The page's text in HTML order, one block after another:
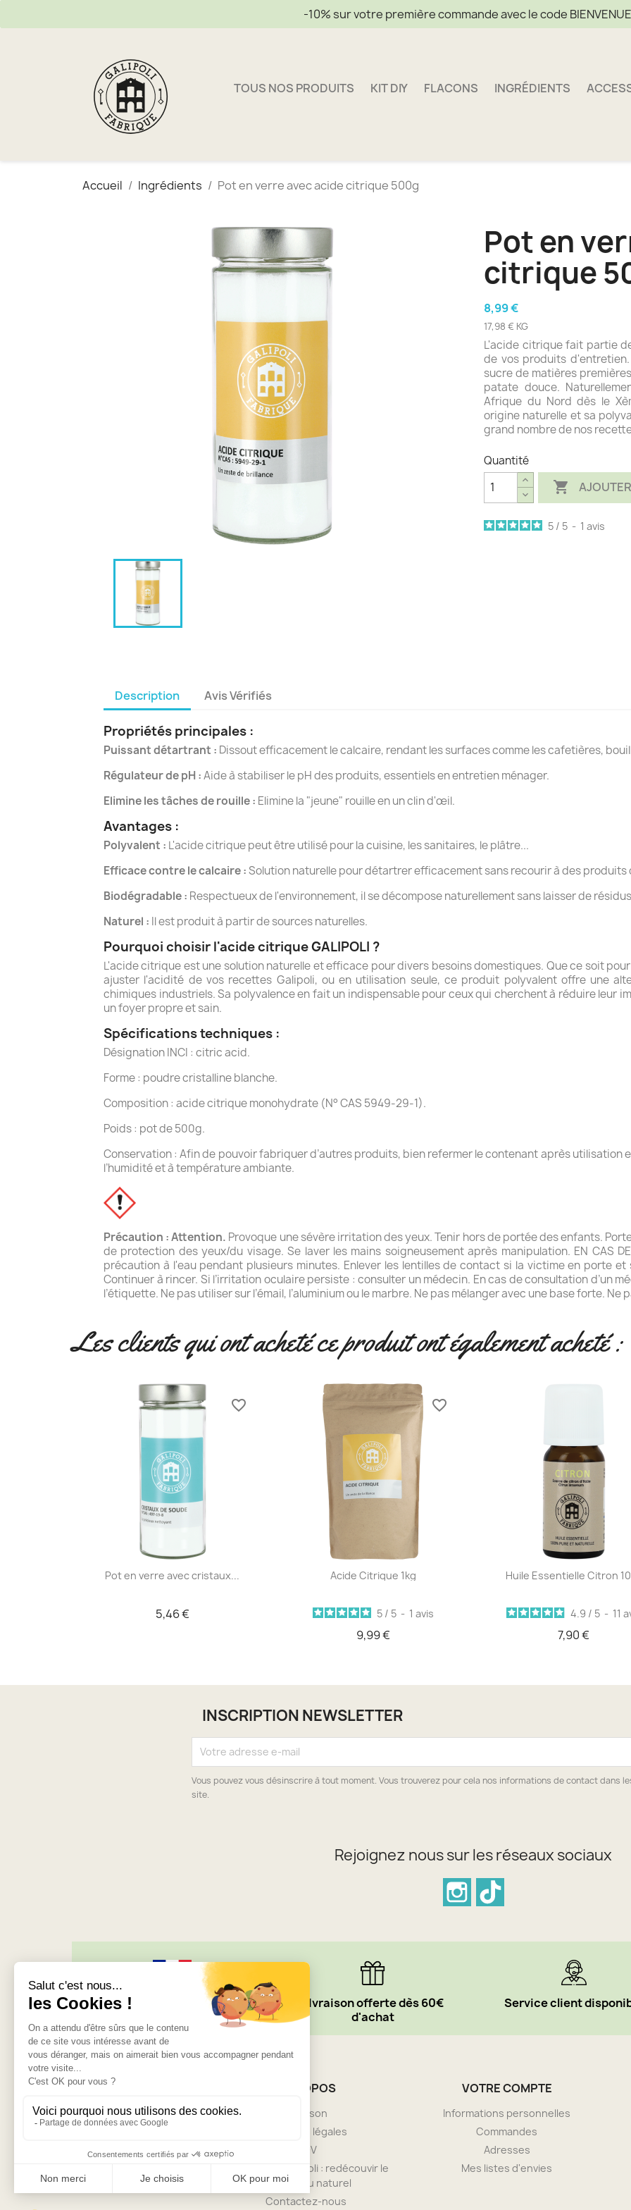
-10% sur votre première commande avec le code
TOUS NOS PRODUITS KIT DIY FLACONS INGRÉDIENTS
Accueil Ingrédients Pot en verre avec acide citrique 500g
Pot en
citrique
8,99 €
17,98 € KG
L'acide citrique fait partie
de vos produits
sucre de matières
patate douce.
Afrique du Nord dès le
origine naturelle et sa
grand nombre de nos
Quantité

5 / 5 - 1 avis
Description Avis Vérifiés
Propriétés principales :
Puissant détartrant : Dissout efficacement le calcaire, rendant les surfaces comme les cafetières,
Régulateur de pH :Aide à stabiliser le pH des produits, essentiels en entretien ménager.
Elimine les tâches de rouille : Elimine la "jeune" rouille en un clin d'œil.
Avantages :
Polyvalent : L'acide citrique peut être utilisé pour la cuisine, les sanitaires, le plâtre...
Efficace contre le calcaire :Solution naturelle pour détartrer efficacement sans recourir à des produits
Biodégradable : Respectueux de l'environnement, il se décompose naturellement sans laisser de
Naturel : Il est produit à partir de sources naturelles.
Pourquoi choisir l'acide citrique GALIPOLI ?
L'acide citrique est une solution naturelle et efficace pour divers besoins domestiques. Que ce soit
ajuster l'acidité de vos recettes Galipoli, ou en utilisation seule, ce produit polyvalent offre une
chimiques industriels. Sa polyvalence en fait un indispensable pour ceux qui cherchent à réduire leur
un foyer propre et sain.
Spécifications techniques :
Désignation INCI : citric acid.
Forme : poudre cristalline blanche.
Composition : acide citrique monohydrate (N° CAS 5949-29-1).
Poids : pot de 500g.
Conservation : Afin de pouvoir fabriquer d’autres produits, bien refermer le contenant après utilisation
l’humidité et à température ambiante.
Précaution : Attention. Provoque une sévère irritation des yeux. Tenir hors de portée des enfants.
de protection des yeux/du visage. Se laver les mains soigneusement après manipulation. EN CAS DE
précaution à l'eau pendant plusieurs minutes. Enlever les lentilles de contact si la victime en porte
Continuer à rincer. Si l’irritation oculaire persiste : consulter un médecin. En cas de consultation d’un
l’étiquette. Ne pas utiliser sur l’émail, l’aluminium ou le marbre. Ne pas mélanger avec une base forte.
Les clients qui ont acheté ce produit ont également acheté :
Aperçu rapide
Pot en verre avec cristaux...
5,46 €
favorite_border
Aperçu rapide
Acide Citrique 1kg
5 / 5 - 1 avis
9,99 €
favorite_border
Aperçu rapide
Huile Essentielle Citron
4.9 / 5 - 11
7,90 €
INSCRIPTION NEWSLETTER
Vous pouvez vous désinscrire à tout moment. Vous trouverez pour cela nos informations de contact dans
site.
Rejoignez nous sur les réseaux sociaux
Instagram
Société française
LIvraison offerte dès 60€
d'achat
Service client
A PROPOS
Livraison
Mentions légales
CGV
L'histoire de Galipoli : redécouvir le
ménage au naturel
Contactez-nous
VOTRE COMPTE
Informations personnelles
Commandes
Adresses
Mes listes d'envies